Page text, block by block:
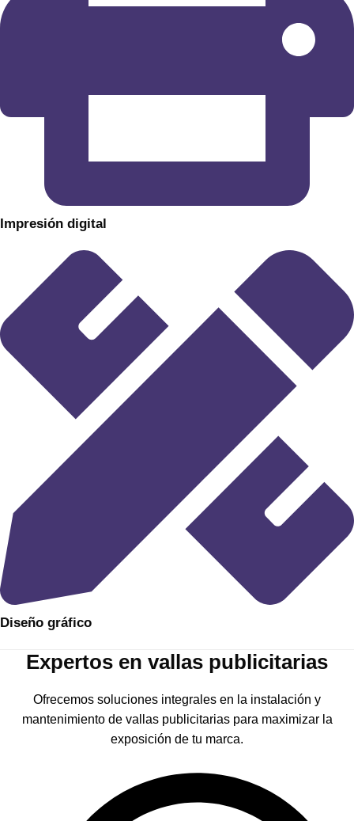
​Impresión digital
​Diseño gráfico​
Expertos en vallas publicitarias
Ofrecemos soluciones integrales en la instalación y
mantenimiento de vallas publicitarias para maximizar la
exposición de tu marca.